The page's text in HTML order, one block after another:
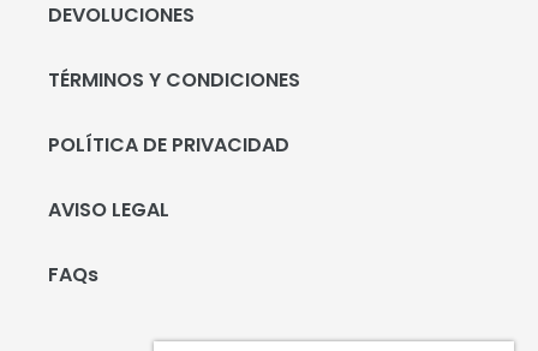
DEVOLUCIONES
TÉRMINOS Y CONDICIONES
POLÍTICA DE PRIVACIDAD
AVISO LEGAL
FAQs